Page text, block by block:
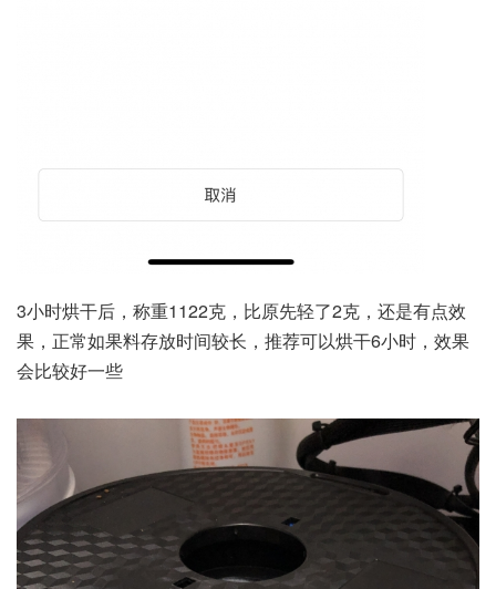
3小时烘干后，称重1122克，比原先轻了2克，还是有点效
果，正常如果料存放时间较长，推荐可以烘干6小时，效果
会比较好一些